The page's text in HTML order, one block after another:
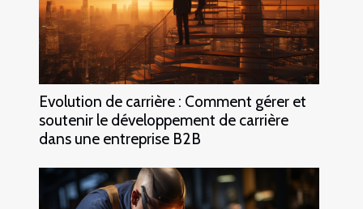
Evolution de carrière : Comment gérer et
soutenir le développement de carrière
dans une entreprise B2B